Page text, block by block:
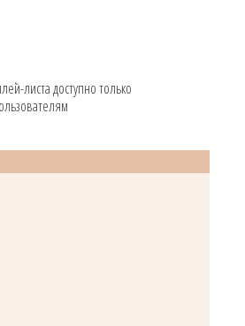
листа доступно только